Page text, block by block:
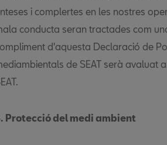
i complertes en les nostres
conducta seran tractades com
d'aquesta Declaració de
de SEAT serà avaluat
Protecció del medi ambient